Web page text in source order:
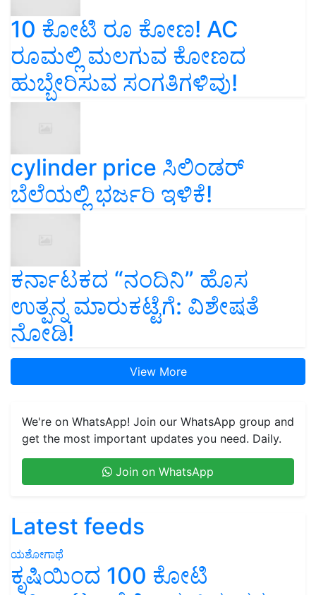
10 ಕೋಟಿ ರೂ ಕೋಣ! AC
ರೂಮಲ್ಲಿ ಮಲಗುವ ಕೋಣದ
ಹುಬ್ಬೇರಿಸುವ ಸಂಗತಿಗಳಿವು!
cylinder price ಸಿಲಿಂಡರ್‌
ಬೆಲೆಯಲ್ಲಿ ಭರ್ಜರಿ ಇಳಿಕೆ!
ಕರ್ನಾಟಕದ “ನಂದಿನಿ” ಹೊಸ
ಉತ್ಪನ್ನ ಮಾರುಕಟ್ಟೆಗೆ: ವಿಶೇಷತೆ
ನೋಡಿ!
View More
We're on WhatsApp! Join our WhatsApp group and
get the most important updates you need. Daily.
Join on WhatsApp
Latest feeds
ಯಶೋಗಾಥೆ
ಕೃಷಿಯಿಂದ 100 ಕೋಟಿ